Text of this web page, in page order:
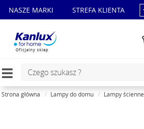
NASZE MARKI STREFA KLIENTA
Oficjalny sklep
Toggle
Strona główna Lampy do domu Lampy ścienne